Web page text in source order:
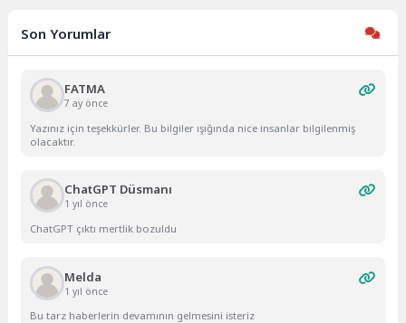
Son Yorumlar
FATMA
7 ay önce
Yazınız için teşekkürler. Bu bilgiler ışığında nice insanlar bilgilenmiş
olacaktır.
ChatGPT Düsmanı
1 yıl önce
ChatGPT çıktı mertlik bozuldu
Melda
1 yıl önce
Bu tarz haberlerin devamının gelmesini isteriz